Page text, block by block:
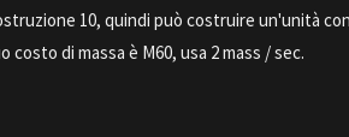
10, quindi può costruire un'unità
costo di massa è M60, usa 2 mass / sec.